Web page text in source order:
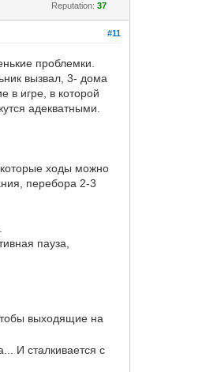
Reputation:37
#11
проблемки.
вызвал, 3- дома
в игре, в которой
адекватными.
ходы можно
перебора 2-3
пауза,
выходящие на
И сталкивается с